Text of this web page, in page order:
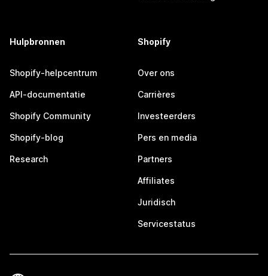
Hulpbronnen
Shopify-helpcentrum
API-documentatie
Shopify Community
Shopify-blog
Research
Shopify
Over ons
Carrières
Investeerders
Pers en media
Partners
Affiliates
Juridisch
Servicestatus